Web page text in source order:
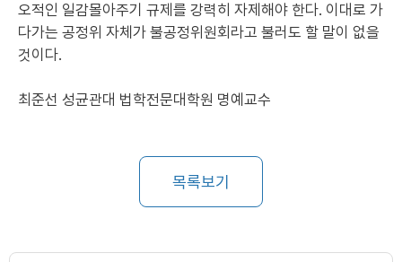
오적인 일감몰아주기 규제를 강력히 자제해야 한다. 이대로 가
다가는 공정위 자체가 불공정위원회라고 불러도 할 말이 없을
것이다.
최준선 성균관대 법학전문대학원 명예교수
목록보기